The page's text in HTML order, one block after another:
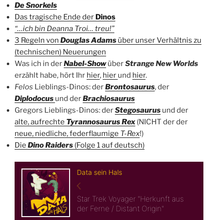
DeSnorkels
Das tragische Ende der Dinos
“…ich bin Deanna Troi… treu!”
3 Regeln von Douglas Adams über unser Verhältnis zu
(technischen) Neuerungen
Was ich in derNabel-ShowüberStrange New Worlds
erzählt habe, hört Ihr hier, hier und hier.
Felos Lieblings-Dinos: derBrontosaurus, der
Diplodocus und derBrachiosaurus
Gregors Lieblings-Dinos: derStegosaurus und der
alte, aufrechte Tyrannosaurus Rex (NICHT der der
neue, niedliche, federflaumige T-Rex!)
Die Dino Raiders (Folge 1 auf deutsch)